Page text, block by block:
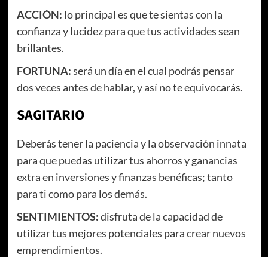
ACCIÓN: lo principal es que te sientas con la
confianza y lucidez para que tus actividades sean
brillantes.
FORTUNA:será un día en el cual podrás pensar
dos veces antes de hablar, y así no te equivocarás.
SAGITARIO
Deberás tener la paciencia y la observación innata
para que puedas utilizar tus ahorros y ganancias
extra en inversiones y finanzas benéficas; tanto
para ti como para los demás.
SENTIMIENTOS:disfruta de la capacidad de
utilizar tus mejores potenciales para crear nuevos
emprendimientos.